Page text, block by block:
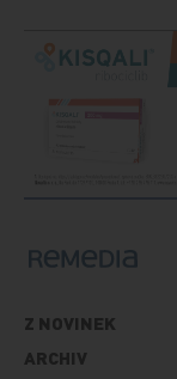
Z NOVINEK
ARCHIV